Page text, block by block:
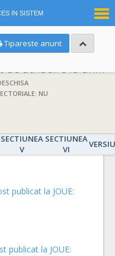
IN SISTEM
Tipareste anunt
Achizitie atribuita prin anunt de atribuire la anunt de participare
NU
SECTIUNEA
V
SECTIUNEA
VI
publicat la JOUE:
publicat la JOUE: